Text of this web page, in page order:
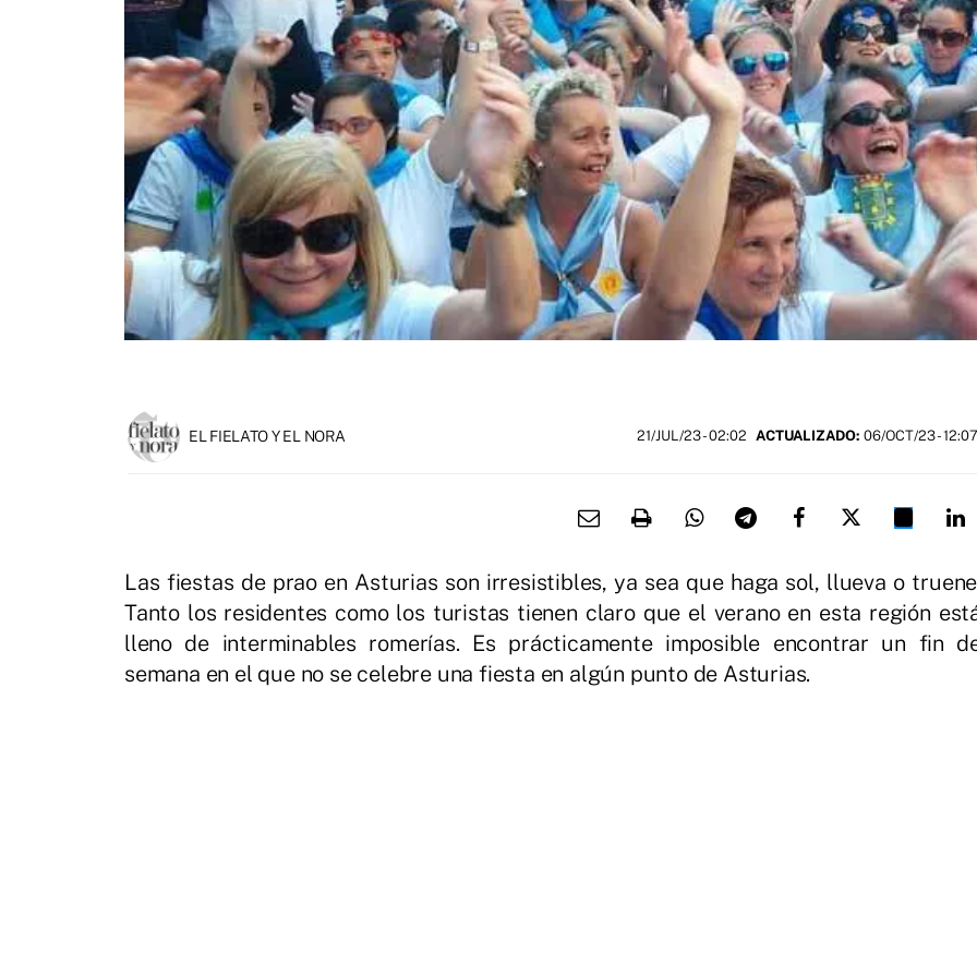
EL FIELATO Y EL NORA 21/JUL/23- 02:02 ACTUALIZADO: 06/OCT/23 - 12:07
Las fiestas de prao en Asturias son irresistibles, ya sea que haga sol, llueva o
Tanto los residentes como los turistas tienen claro que el verano en esta región
lleno de interminables romerías. Es prácticamente imposible encontrar un fin
semana en el que no se celebre una fiesta en algún punto de Asturias.